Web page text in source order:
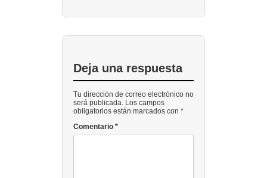
Deja una respuesta
Tu dirección de correo electrónico no
será publicada. Los campos
obligatorios están marcados con *
Comentario *